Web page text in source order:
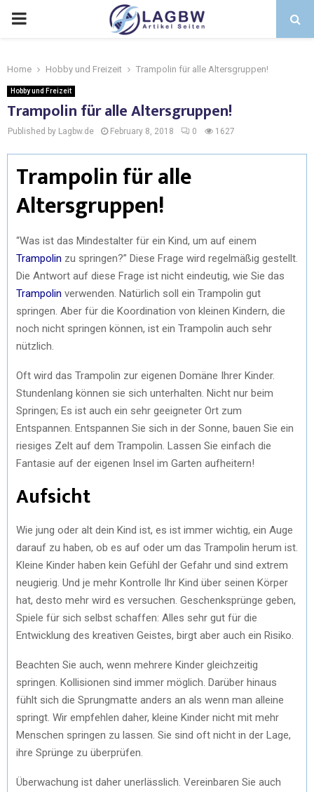
Home Hobby und Freizeit Trampolin für alle Altersgruppen!
Hobby und Freizeit
Trampolin für alle Altersgruppen!
Published by Lagbw.de February 8, 2018 0 1627
Trampolin für alle
Altersgruppen!
“Was ist das Mindestalter für ein Kind, um auf einem
Trampolin zu springen?” Diese Frage wird regelmäßig gestellt.
Die Antwort auf diese Frage ist nicht eindeutig, wie Sie das
Trampolin verwenden. Natürlich soll ein Trampolin gut
springen. Aber für die Koordination von kleinen Kindern, die
noch nicht springen können, ist ein Trampolin auch sehr
nützlich.
Oft wird das Trampolin zur eigenen Domäne Ihrer Kinder.
Stundenlang können sie sich unterhalten. Nicht nur beim
Springen; Es ist auch ein sehr geeigneter Ort zum
Entspannen. Entspannen Sie sich in der Sonne, bauen Sie ein
riesiges Zelt auf dem Trampolin. Lassen Sie einfach die
Fantasie auf der eigenen Insel im Garten aufheitern!
Aufsicht
Wie jung oder alt dein Kind ist, es ist immer wichtig, ein Auge
darauf zu haben, ob es auf oder um das Trampolin herum ist.
Kleine Kinder haben kein Gefühl der Gefahr und sind extrem
neugierig. Und je mehr Kontrolle Ihr Kind über seinen Körper
hat, desto mehr wird es versuchen. Geschenksprünge geben,
Spiele für sich selbst schaffen: Alles sehr gut für die
Entwicklung des kreativen Geistes, birgt aber auch ein Risiko.
Beachten Sie auch, wenn mehrere Kinder gleichzeitig
springen. Kollisionen sind immer möglich. Darüber hinaus
fühlt sich die Sprungmatte anders an als wenn man alleine
springt. Wir empfehlen daher, kleine Kinder nicht mit mehr
Menschen springen zu lassen. Sie sind oft nicht in der Lage,
ihre Sprünge zu überprüfen.
Überwachung ist daher unerlässlich. Vereinbaren Sie auch